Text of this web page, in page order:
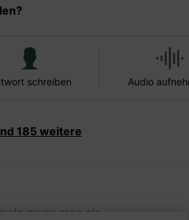
schreiben Audio
185 weitere
muss man als